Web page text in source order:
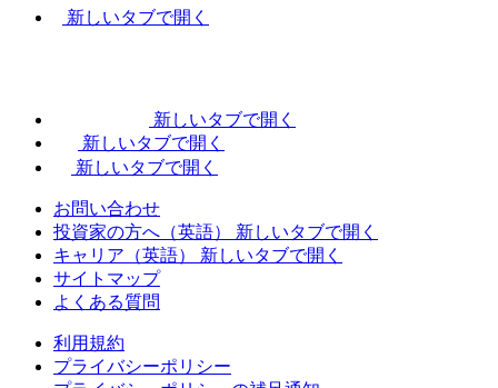
新しいタブで開く
新しいタブで開く
新しいタブで開く
新しいタブで開く
お問い合わせ
投資家の方へ（英語）
新しいタブで開く
キャリア（英語）
新しいタブで開く
サイトマップ
よくある質問
利用規約
プライバシーポリシー